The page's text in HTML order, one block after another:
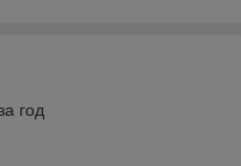
машинки-
др. Так же на
спальные
год